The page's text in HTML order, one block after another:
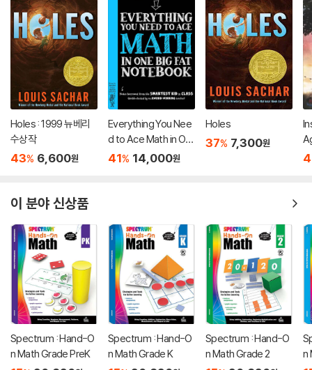
Holes : 1999 뉴베리
수상작
43% 6,600원
Everything You Nee
d to Ace Math in On
e Big Fat Notebook
41% 14,000원
Holes
37% 7,300원
이 분야 신상품
Spectrum : Hand-O
n Math Grade PreK
Spectrum : Hand-O
n Math Grade K
Spectrum : Hand-O
n Math Grade 2
n